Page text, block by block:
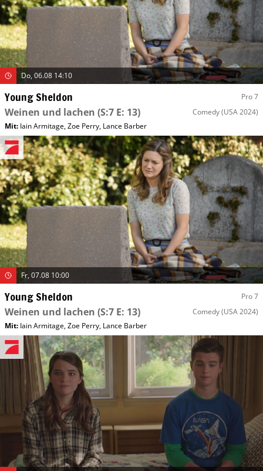
Do, 06.08 14:10
Young Sheldon Pro 7
Weinen und lachen (S:7 E: 13) Comedy(USA 2024)
Mit: Iain Armitage,Zoe Perry, Lance Barber
Fr, 07.08 10:00
Young Sheldon Pro 7
Weinen und lachen (S:7 E: 13) Comedy(USA 2024)
Mit: Iain Armitage,Zoe Perry, Lance Barber